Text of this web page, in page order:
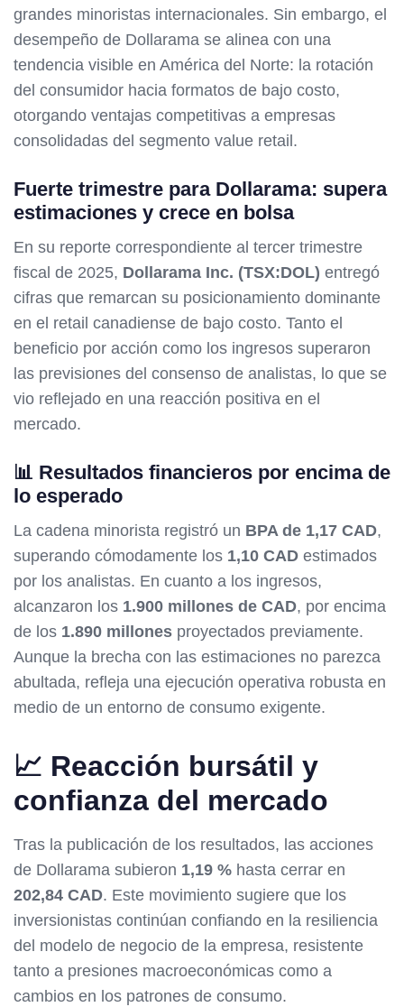
grandes minoristas internacionales. Sin embargo, el
desempeño de Dollarama se alinea con una
tendencia visible en América del Norte: la rotación
del consumidor hacia formatos de bajo costo,
otorgando ventajas competitivas a empresas
consolidadas del segmento value retail.
Fuerte trimestre para Dollarama: supera
estimaciones y crece en bolsa
En su reporte correspondiente al tercer trimestre
fiscal de 2025, Dollarama Inc. (TSX:DOL) entregó
cifras que remarcan su posicionamiento dominante
en el retail canadiense de bajo costo. Tanto el
beneficio por acción como los ingresos superaron
las previsiones del consenso de analistas, lo que se
vio reflejado en una reacción positiva en el
mercado.
📊 Resultados financieros por encima de
lo esperado
La cadena minorista registró un BPA de 1,17 CAD,
superando cómodamente los 1,10 CAD estimados
por los analistas. En cuanto a los ingresos,
alcanzaron los 1.900 millones de CAD, por encima
de los 1.890 millones proyectados previamente.
Aunque la brecha con las estimaciones no parezca
abultada, refleja una ejecución operativa robusta en
medio de un entorno de consumo exigente.
📈 Reacción bursátil y
confianza del mercado
Tras la publicación de los resultados, las acciones
de Dollarama subieron 1,19 % hasta cerrar en
202,84 CAD. Este movimiento sugiere que los
inversionistas continúan confiando en la resiliencia
del modelo de negocio de la empresa, resistente
tanto a presiones macroeconómicas como a
cambios en los patrones de consumo.